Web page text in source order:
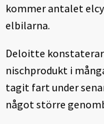
kommer antalet
elbilarna.
Deloitte
nischprodukt i
tagit fart under
något större